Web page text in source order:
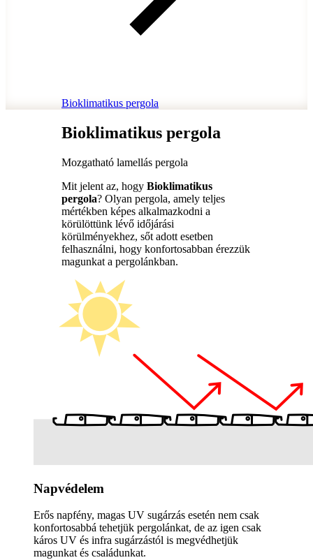
Bioklimatikus pergola
Bioklimatikus pergola
Mozgatható lamellás pergola
Mit jelent az, hogy Bioklimatikus
pergola? Olyan pergola, amely teljes
mértékben képes alkalmazkodni a
körülöttünk lévő időjárási
körülményekhez, sőt adott esetben
felhasználni, hogy konfortosabban érezzük
magunkat a pergolánkban.
Napvédelem
Erős napfény, magas UV sugárzás esetén nem csak
konfortosabbá tehetjük pergolánkat, de az igen csak
káros UV és infra sugárzástól is megvédhetjük
magunkat és családunkat.